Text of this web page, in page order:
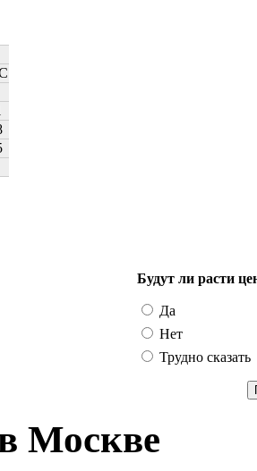
Будут ли расти
Да
Нет
Трудно сказать
Москве